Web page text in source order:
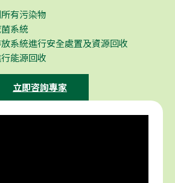
有污染物
系統
系統進行安全處置及資源回收
能源回收
立即咨詢專家